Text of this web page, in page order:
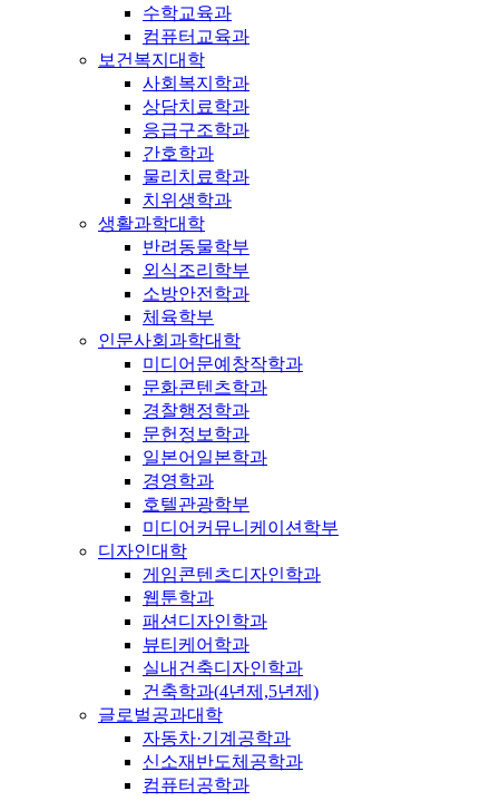
수학교육과
컴퓨터교육과
보건복지대학
사회복지학과
상담치료학과
응급구조학과
간호학과
물리치료학과
치위생학과
생활과학대학
반려동물학부
외식조리학부
소방안전학과
체육학부
인문사회과학대학
미디어문예창작학과
문화콘텐츠학과
경찰행정학과
문헌정보학과
일본어일본학과
경영학과
호텔관광학부
미디어커뮤니케이션학부
디자인대학
게임콘텐츠디자인학과
웹툰학과
패션디자인학과
뷰티케어학과
실내건축디자인학과
건축학과(4년제,5년제)
글로벌공과대학
자동차·기계공학과
신소재반도체공학과
컴퓨터공학과